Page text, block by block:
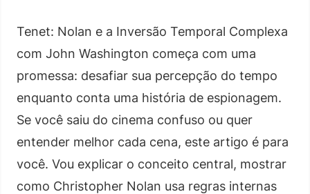
Tenet: Nolan e a Inversão Temporal Complexa
com John Washington começa com uma
promessa: desafiar sua percepção do tempo
enquanto conta uma história de espionagem.
Se você saiu do cinema confuso ou quer
entender melhor cada cena, este artigo é para
você. Vou explicar o conceito central, mostrar
como Christopher Nolan usa regras internas